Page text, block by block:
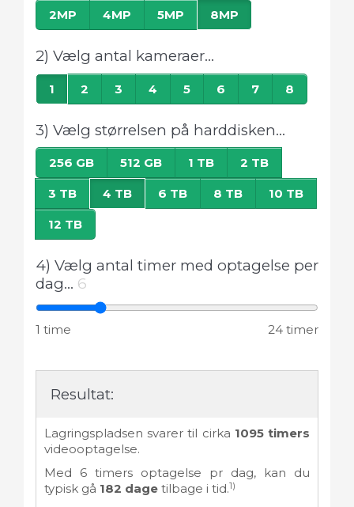
2MP 4MP 5MP 8MP
2) Vælg antal kameraer...
1 2 3 4 5 6 7 8
3) Vælg størrelsen på harddisken...
256 GB 512 GB 1 TB 2 TB
3 TB 4 TB 6 TB 8 TB 10 TB
12 TB
4) Vælg antal timer med optagelse per
dag... 6
1 time 24 timer
Resultat:
Lagringspladsen svarer til cirka 1095timers
videooptagelse.
Med 6 timers optagelse pr dag, kan du
typisk gå 182 dage tilbage i tid.1)